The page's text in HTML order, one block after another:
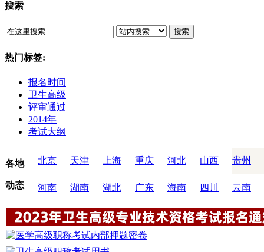
搜索
搜索
热门标签:
报名时间
卫生高级
评审通过
2014年
考试大纲
各地
动态
北京 天津 上海 重庆 河北 山西 贵州
河南 湖南 湖北 广东 海南 四川 云南